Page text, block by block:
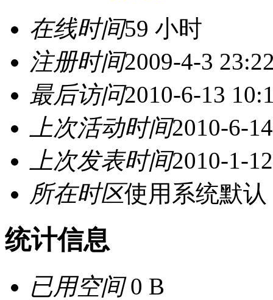
在线时间59 小时
注册时间2009-4-3
最后访问2010-6-13
上次活动时间2010-6-
上次发表时间2010-1-
所在时区使用系统默认
统计信息
已用空间0 B